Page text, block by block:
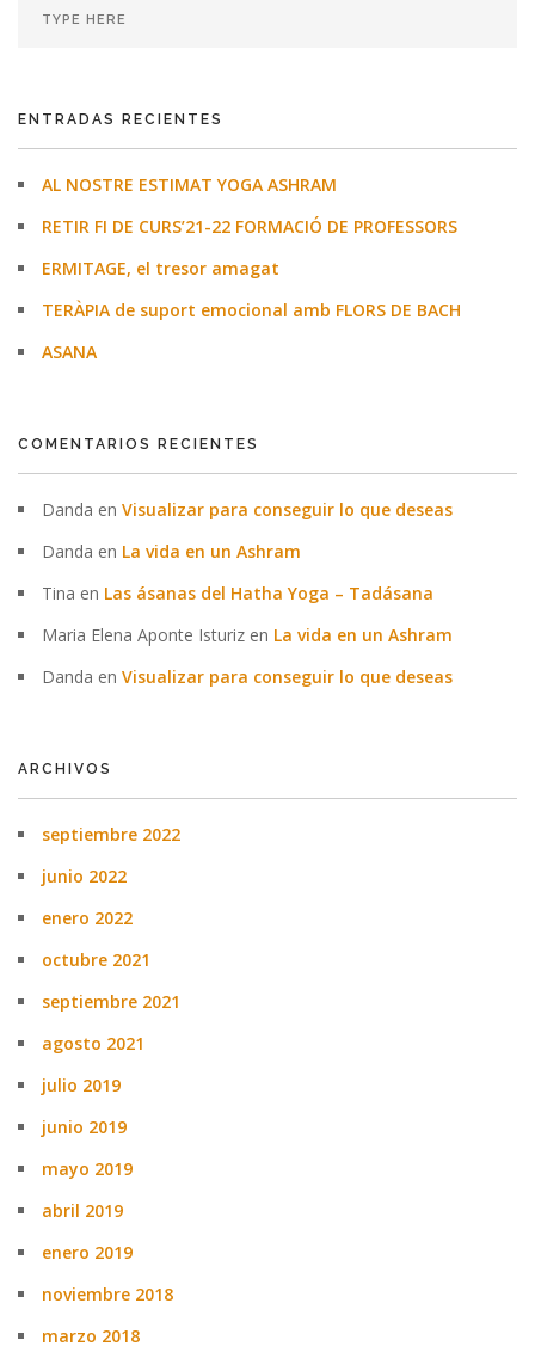
ENTRADAS RECIENTES
AL NOSTRE ESTIMAT YOGA ASHRAM
RETIR FI DE CURS’21-22 FORMACIÓ DE PROFESSORS
ERMITAGE, el tresor amagat
TERÀPIA de suport emocional amb FLORS DE BACH
ASANA
COMENTARIOS RECIENTES
Danda en Visualizar para conseguir lo que deseas
Danda en La vida en un Ashram
Tina en Las ásanas del Hatha Yoga – Tadásana
Maria Elena Aponte Isturiz en La vida en un Ashram
Danda en Visualizar para conseguir lo que deseas
ARCHIVOS
septiembre 2022
junio 2022
enero 2022
octubre 2021
septiembre 2021
agosto 2021
julio 2019
junio 2019
mayo 2019
abril 2019
enero 2019
noviembre 2018
marzo 2018